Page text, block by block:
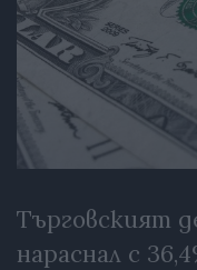
Търговският
нараснал с